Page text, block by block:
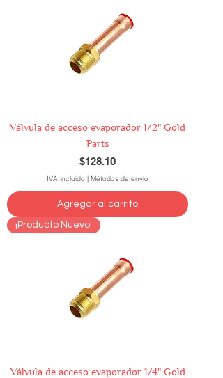
Válvula de acceso evaporador 1/2" Gold
Parts
Precio
$128.10
IVA incluido | Métodos de envío
Agregar al carrito
¡Producto Nuevo!
Válvula de acceso evaporador 1/4" Gold